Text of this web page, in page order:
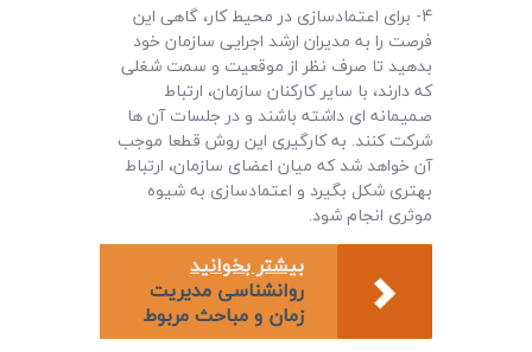
4- برای اعتمادسازی در محیط کار، گاهی این
فرصت را به مدیران ارشد اجرایی سازمان خود
بدهید تا صرف نظر از موقعیت و سمت شغلی
که دارند، با سایر کارکنان سازمان، ارتباط
صمیمانه ای داشته باشند و در جلسات آن ها
شرکت کنند. به کارگیری این روش قطعا موجب
آن خواهد شد که میان اعضای سازمان، ارتباط
بهتری شکل بگیرد و اعتمادسازی به شیوه
موثری انجام شود.
بیشتر بخوانید
روانشناسی مدیریت
زمان و مباحث مربوط